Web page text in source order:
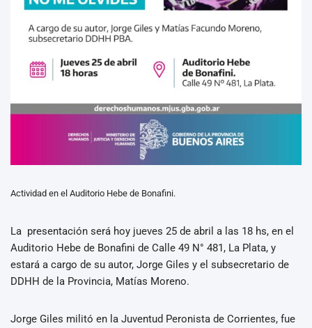
Actividad en el Auditorio Hebe de Bonafini.
La presentación será hoy jueves 25 de abril a las 18 hs, en el
Auditorio Hebe de Bonafini de Calle 49 N° 481, La Plata, y
estará a cargo de su autor, Jorge Giles y el subsecretario de
DDHH de la Provincia, Matías Moreno.
Jorge Giles militó en la Juventud Peronista de Corrientes, fue